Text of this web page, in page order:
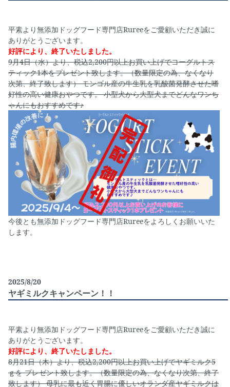
平素より無添加ドッグフード専門店Rureeをご愛顧いただき誠に
ありがとうございます。
好評により、終了いたしました。
9月4日（水）より、税込2,200円以上お買い上げでヨーグルトス
ティック1本をプレゼント致します。（数量限定の為、なくなり
次第、終了致します） モンゴル産の牛生乳を乳酸菌発酵させた嗜
好性の高い健康おやつです。 小型犬から大型犬までどんなワンち
ゃんにもおすすめです♪
今後とも無添加ドッグフード専門店Rureeをよろしくお願いいた
します。
2025/8/20
ヤギミルクキャンペーン！！
平素より無添加ドッグフード専門店Rureeをご愛顧いただき誠に
ありがとうございます。
好評により、終了いたしました。
8月21日（木）より、税込2,200円以上お買い上げでヤギミルク5
ｇを プレゼント致します。（数量限定の為、なくなり次第、終了
致します） 母乳に最も近く胃腸に優しいオランダ産ヤギミルクは